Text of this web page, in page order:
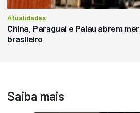
Atualidades
China, Paraguai e Palau abrem
brasileiro
Saiba mais